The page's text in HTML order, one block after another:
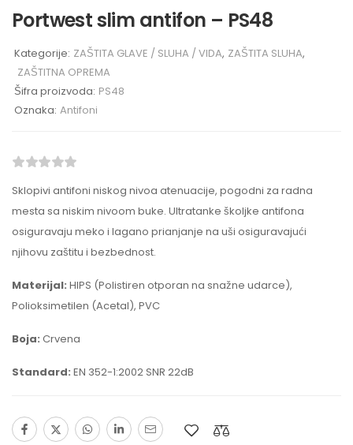
Portwest slim antifon – PS48
Kategorije: ZAŠTITA GLAVE / SLUHA / VIDA, ZAŠTITA SLUHA,
ZAŠTITNA OPREMA
Šifra proizvoda: PS48
Oznaka: Antifoni
Sklopivi antifoni niskog nivoa atenuacije, pogodni za radna
mesta sa niskim nivoom buke. Ultratanke školjke antifona
osiguravaju meko i lagano prianjanje na uši osiguravajući
njihovu zaštitu i bezbednost.
Materijal: HIPS (Polistiren otporan na snažne udarce),
Polioksimetilen (Acetal), PVC
Boja: Crvena
Standard: EN 352-1:2002 SNR 22dB